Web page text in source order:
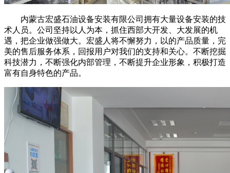
内蒙古宏盛石油设备安装有限公司拥有大量设备安装的技
术人员。公司坚持以人为本，抓住西部大开发、大发展的机
遇，把企业做强做大。宏盛人将不懈努力，以的产品质量，完
美的售后服务体系，回报用户对我们的支持和关心。不断挖掘
科技潜力，不断强化内部管理，不断提升企业形象，积极打造
富有自身特色的产品。